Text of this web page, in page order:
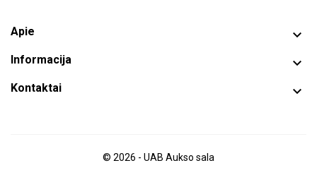
Apie 
Informacija 
Kontaktai 
© 2026 - UAB Aukso sala